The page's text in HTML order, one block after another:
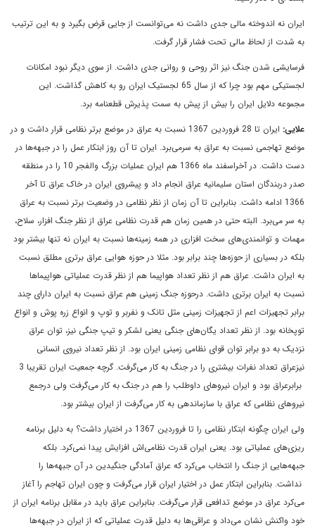
ایران نه اندوخته مالی جدی داشت نه می‌توانست از جایی قرض بگیرد و به این ترتیب
به شدت از لحاظ مالی تحت فشار قرار گرفت.
فرسایشی شدن جنگ نیز اثر روحی و روانی جدی داشت. از سوی دیگر نبود امکانات
لجستیکی مهم بود چرا که از سال 65 لجستیک ایران رو به کاهش گذاشت. این
مجموعه دلایل ایران را بیش از پیش به سمت پذیرش قطعنامه برد.
علایی:
ایران تا 28 فروردین 1367 نسبت به عراق در موضع برتر نظامی ‌قرار داشت و در
موضع تهاجمی ‌نسبت به عراق به سرمی‌برد. ایران تا آن روز ابتکار عمل را در جبهه‌ها در
دست داشت. در آخراسفند ماه 1366 هم ایران عملیات بزرگ والفجر 10 را در منطقه
صدر دربندگان استان سلیمانیه عراق انجام داد و پیشروی ایران در خاک عراق تا آخر
1366 ادامه داشت. بنابراین تا آن زمان از نظر نظامی‌ در وضعیت برتر نسبت به عراق
به سر می‌برد. البته حتی در همین زمان هم قدرت نظامی‌ عراق از نظر جنگ افزار، سلاح،
مهمات و توانمندی‌های سخت افزاری در همه زمینه‌ها نسبت به ایران نه تنها بیشتر بود
بلکه در بسیاری از حوزه‌ها چند برابر بود. مثلا در حوزه هوایی عراق برتری مطلق نسبت
به ایران داشت. عراق هم از نظر تعداد هواپیما هم از نظر قدرت عملیاتی هواپیماها
نسبت به ایران برتری داشت. درحوزه جنگ زمینی هم عراق نسبت به ایران دارای چند
برابر تجهیزات اعم از تجهیزات زمینی مثل تانک و نفربر و توپ و انواع زره پوش و انواع
توپخانه بود. از نظر تعداد یگان‌های جنگی یعنی لشکر و تیپ جنگی نیز، توان عراق
نزدیک به دو برابر توان قوای نظامی‌ زمینی ایران بود. از نظر تعداد نیروی انسانی
نیزعراق تعداد نفرات بیشتری را در جنگ به کار می‌گرفت. گرچه جمعیت ایران تقریبا 3
برابرعراق بود و ایران نیروهای داوطلب را هم در جنگ به کار می‌گرفت ولی درجمع
نیروهای نظامی ‌که عراق با سازماندهی به کار می‌گرفت از ایران بیشتر بود.
ولی ایران چگونه ابتکار نظامی‌ را تا فروردین 1367 در اختیار داشت؟ به دلیل برنامه
ریزی‌های عملیاتی بود. یعنی ایران قدرت نظامی‌اش افزایش پیدا نمی‌کرد. بلکه
جبهه‌هایی از جنگ را انتخاب می‌کرد که عراق آمادگی جنگیدین در آن جبهه‌ها را
نداشت. بنابراین ابتکار عمل در اختیار ایران قرار می‌گرفت و چون ایران تهاجم را آغاز
می‌کرد عراق در موضع تدافعی قرار می‌گرفت. بنابراین عراق باید در مقابل برنامه ایران از
خود واکنش نشان می‌داد و عراقی‌ها به دلیل قدرت عملیاتی که از ایران در جبهه‌ها